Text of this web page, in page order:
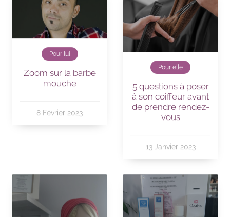
Pour lui
Zoom sur la barbe
mouche
8 Février 2023
Pour elle
5 questions à poser
à son coiffeur avant
de prendre rendez-
vous
13 Janvier 2023